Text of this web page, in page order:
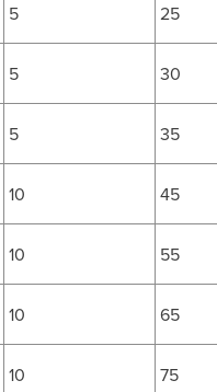
5 25
5 30
5 35
10 45
10 55
10 65
10 75